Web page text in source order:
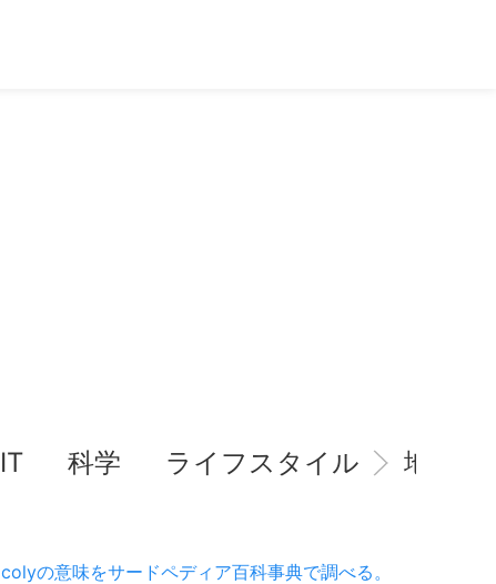
IT 科学 ライフスタイル 地域情
colyの意味をサードペディア百科事典で調べる。